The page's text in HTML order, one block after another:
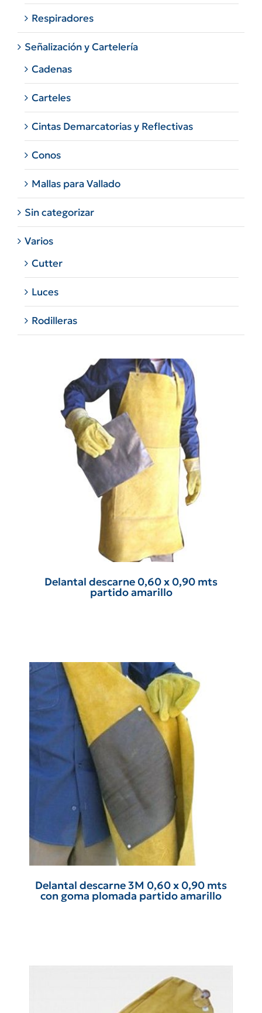
Respiradores
Señalización y Cartelería
Cadenas
Carteles
Cintas Demarcatorias y Reflectivas
Conos
Mallas para Vallado
Sin categorizar
Varios
Cutter
Luces
Rodilleras
Delantal descarne 0,60 x 0,90 mts
partido amarillo
Delantal descarne 3M 0,60 x 0,90 mts
con goma plomada partido amarillo